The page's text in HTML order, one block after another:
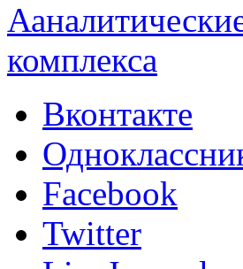
комплекса
Вконтакте
Facebook
Twitter